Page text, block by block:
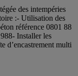
des intempéries
:- Utilisation des
référence 0801 88
Installer les
d’encastrement multi